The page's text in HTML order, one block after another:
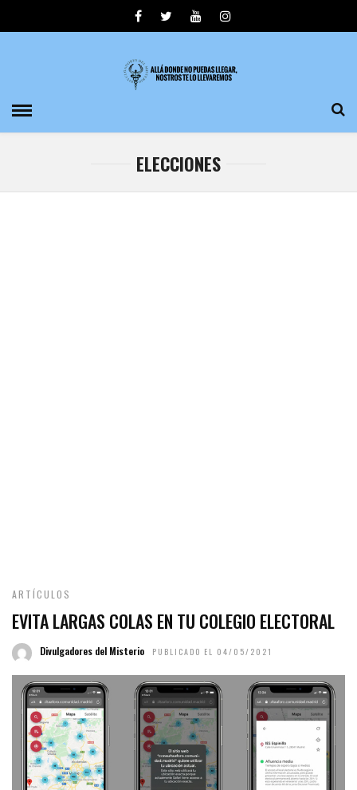
ELECCIONES
ARTÍCULOS
EVITA LARGAS COLAS EN TU COLEGIO ELECTORAL
Divulgadores del Misterio PUBLICADO EL 04/05/2021